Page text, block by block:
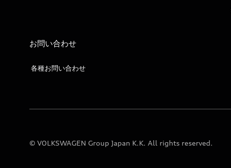
お問い合わせ
各種お問い合わせ
© VOLKSWAGEN Group Japan K.K. All rights reserved.